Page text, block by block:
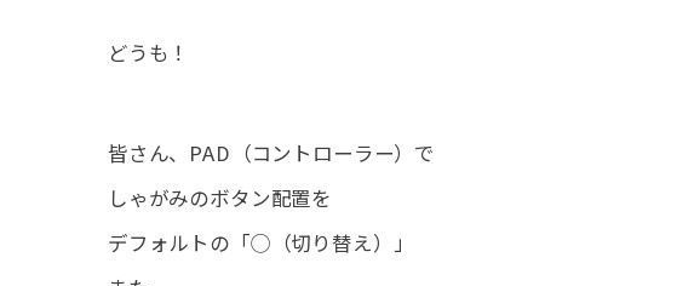
どうも！
皆さん、PAD（コントローラー）で
しゃがみのボタン配置を
デフォルトの「◯（切り替え）」